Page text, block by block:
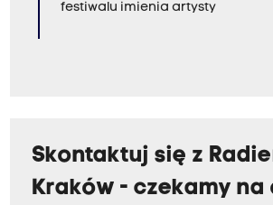
festiwalu imienia artysty
Skontaktuj się z
Kraków - czekamy na